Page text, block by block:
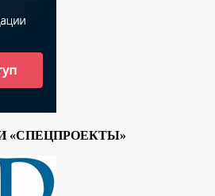
«СПЕЦПРОЕКТЫ»